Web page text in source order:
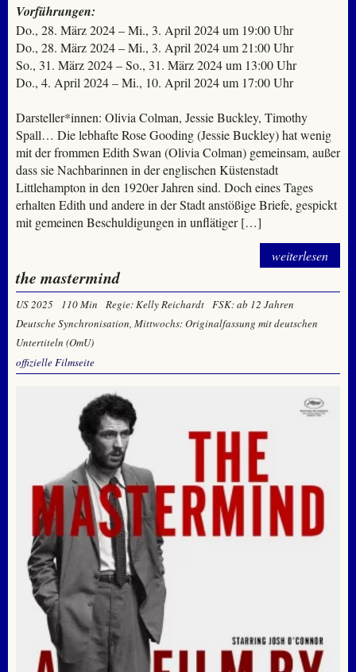
Vorführungen:
Do., 28. März 2024 – Mi., 3. April 2024 um 19:00 Uhr
Do., 28. März 2024 – Mi., 3. April 2024 um 21:00 Uhr
So., 31. März 2024 – So., 31. März 2024 um 13:00 Uhr
Do., 4. April 2024 – Mi., 10. April 2024 um 17:00 Uhr
Darsteller*innen: Olivia Colman, Jessie Buckley, Timothy
Spall… Die lebhafte Rose Gooding (Jessie Buckley) hat wenig
mit der frommen Edith Swan (Olivia Colman) gemeinsam, außer
dass sie Nachbarinnen in der englischen Küstenstadt
Littlehampton in den 1920er Jahren sind. Doch eines Tages
erhalten Edith und andere in der Stadt anstößige Briefe, gespickt
mit gemeinen Beschuldigungen in unflätiger […]
weiterlesen
the mastermind
US 2025 110 Min Regie: Kelly Reichardt FSK: ab 12 Jahren
Deutsche Synchronisation, Mittwochs: Originalfassung mit deutschen
Untertiteln (OmU)
offizielle Filmseite